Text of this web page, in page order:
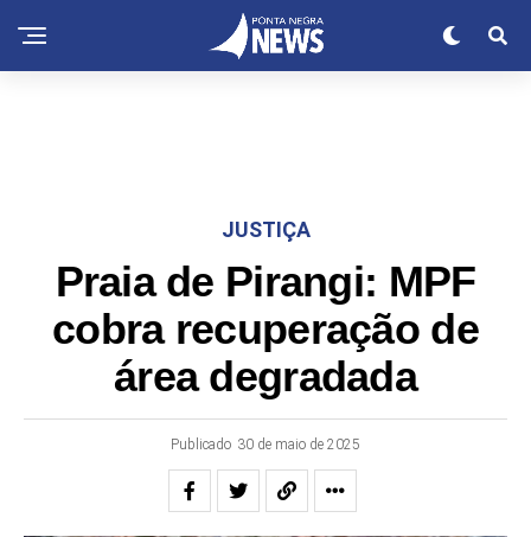
JUSTIÇA
Praia de Pirangi: MPF
cobra recuperação de
área degradada
Publicado 30 de maio de 2025